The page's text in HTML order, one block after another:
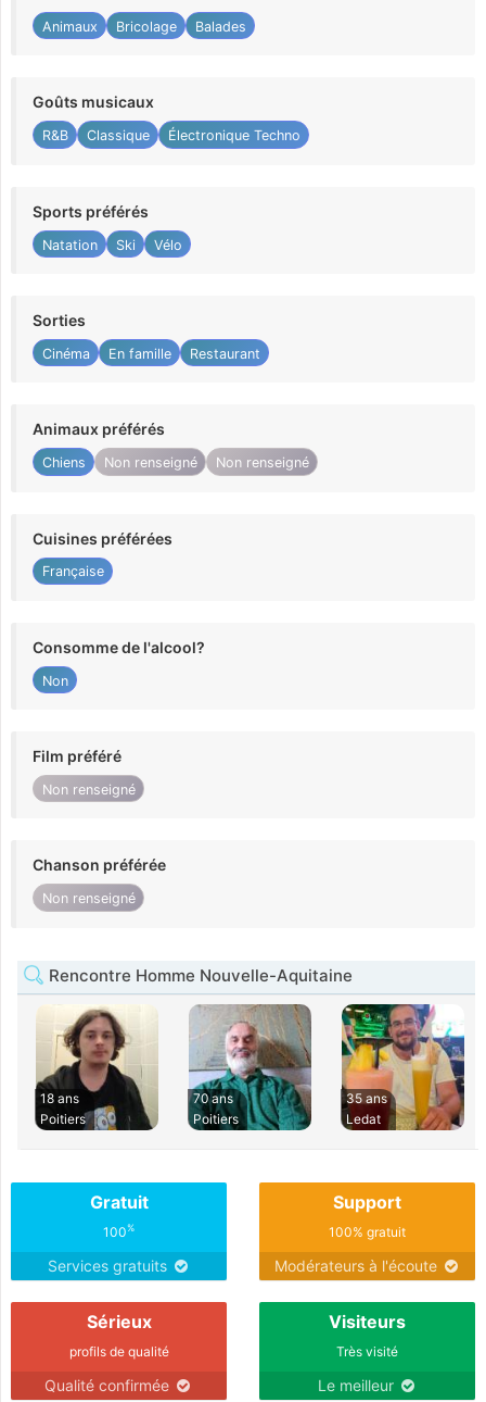
Animaux Bricolage Balades
Goûts musicaux
R&B Classique Électronique Techno
Sports préférés
Natation Ski Vélo
Sorties
Cinéma En famille Restaurant
Animaux préférés
Chiens Non renseigné Non renseigné
Cuisines préférées
Française
Consomme de l'alcool?
Non
Film préféré
Non renseigné
Chanson préférée
Non renseigné
Rencontre Homme Nouvelle-Aquitaine
18 ans
Poitiers
70 ans
Poitiers
35 ans
Ledat
Gratuit
100%
Services gratuits
Support
100% gratuit
Modérateurs à l'écoute
Sérieux
profils de qualité
Qualité confirmée
Visiteurs
Très visité
Le meilleur